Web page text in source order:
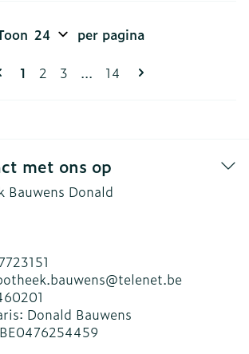
Pagina's
U lees momenteel pagina
1 Pagina
2 Pagina
3 ... Pagina
14
per pagina
met ons op
Bauwens Donald
telenet.be
Donald Bauwens
BE0476254459